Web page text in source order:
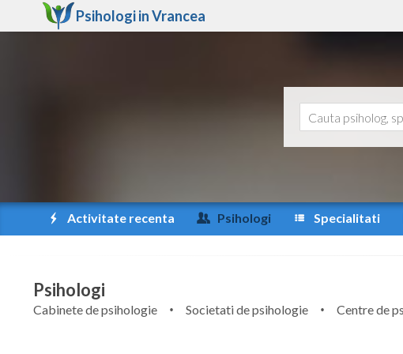
Psihologi inVrancea
Activitate recenta Psihologi Specialitati
Psihologi
Cabinete de psihologie Societati de psihologie Centre de